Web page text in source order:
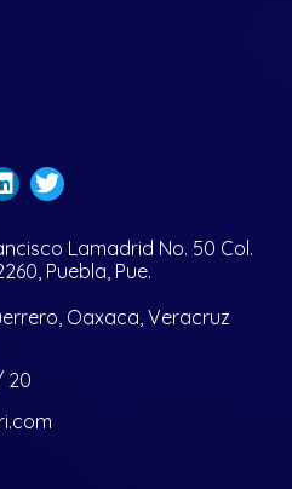
Lamadrid No. 50 Col.
Puebla, Pue.
Oaxaca, Veracruz
20